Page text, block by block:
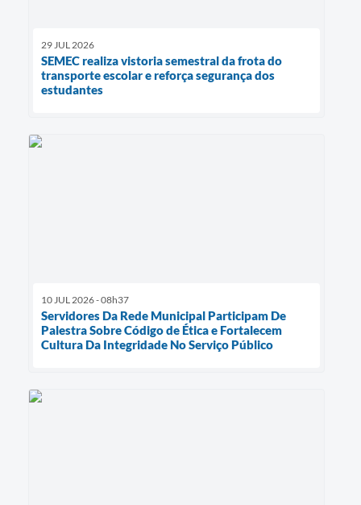
29 JUL 2026
SEMEC realiza vistoria semestral da frota do
transporte escolar e reforça segurança dos
estudantes
10 JUL 2026 - 08h37
Servidores Da Rede Municipal Participam De
Palestra Sobre Código de Ética e Fortalecem
Cultura Da Integridade No Serviço Público